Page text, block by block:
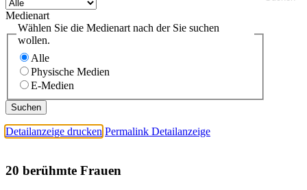
Medienart
Wählen Sie die Medienart nach der Sie suchen
wollen.
Alle
Physische Medien
E-Medien
Detailanzeige drucken Permalink Detailanzeige
20 berühmte Frauen